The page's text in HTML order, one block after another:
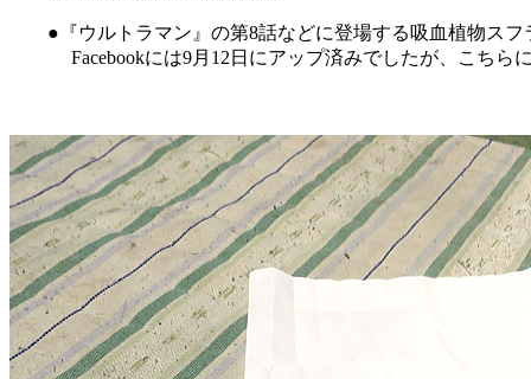
●『ウルトラマン』の第8話などに登場する吸血植物スフ
Facebookには9月12日にアップ済みでしたが、こちらに